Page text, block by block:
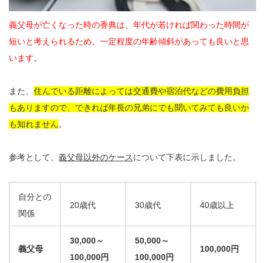
義父母が亡くなった時の香典は、年代が若ければ関わった時間が
短いと考えられるため、一定程度の年齢傾斜があっても良いと思
います。
また、 住んでいる距離によっては交通費や宿泊代などの費用負担
もありますので、できれば年長の兄弟にでも聞いてみても良いか
も知れません。
参考として、 義父母以外のケースについて下表に示しました。
自分との
関係
20歳代 30歳代 40歳以上
義父母
30,000～
100,000円
50,000～
100,000円
100,000円